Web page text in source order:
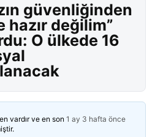
güvenliğinden
değilim”
O ülkede 16
vardır ve en son 1 ay 3 hafta önce